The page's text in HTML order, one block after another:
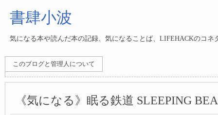
書肆小波
気になる本や読んだ本の記録、気になることば、LIFEHACKのコネ
このブログと管理人について
《気になる》眠る鉄道 SLEEPING